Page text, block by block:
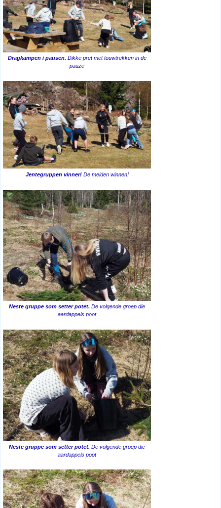
Dragkampen i pausen. Dikke pret met touwtrekken in de
pauze
Jentegruppen vinner!De meiden winnen!
Neste gruppe som setter potet. De volgende groep die
aardappels poot
Neste gruppe som setter potet. De volgende groep die
aardappels poot